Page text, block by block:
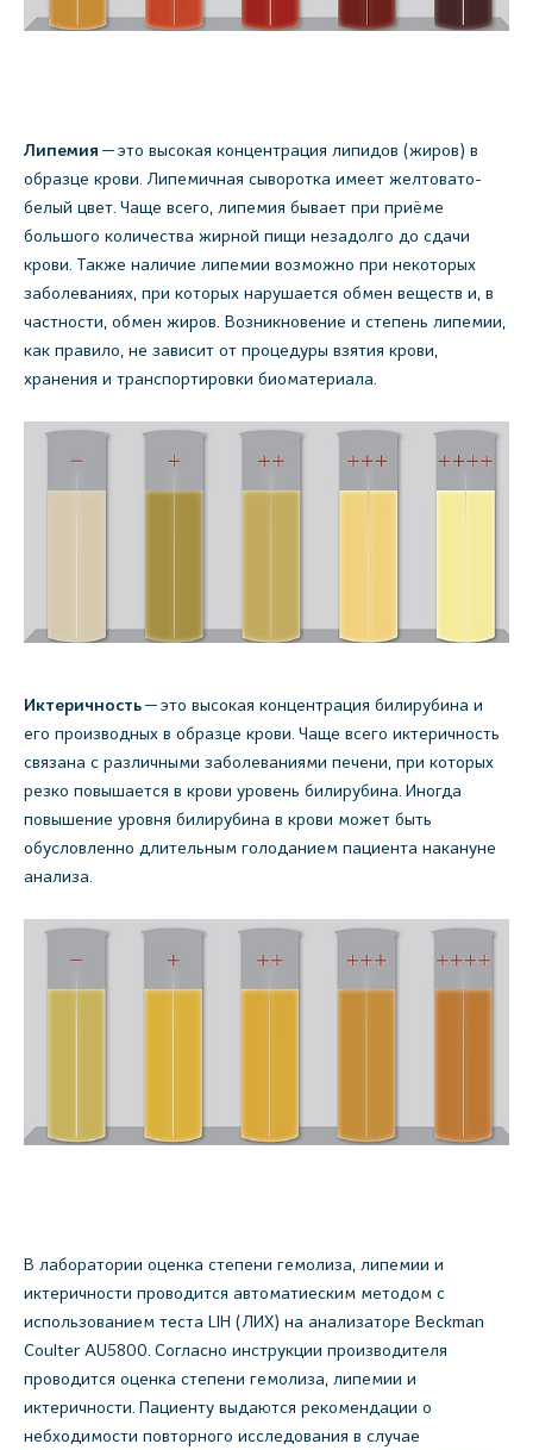
Липемия — это высокая концентрация липидов (жиров) в
образце крови. Липемичная сыворотка имеет желтовато-
белый цвет. Чаще всего, липемия бывает при приёме
большого количества жирной пищи незадолго до сдачи
крови. Также наличие липемии возможно при некоторых
заболеваниях, при которых нарушается обмен веществ и, в
частности, обмен жиров. Возникновение и степень липемии,
как правило, не зависит от процедуры взятия крови,
хранения и транспортировки биоматериала.
Иктеричность— это высокая концентрация билирубина и
его производных в образце крови. Чаще всего иктеричность
связана с различными заболеваниями печени, при которых
резко повышается в крови уровень билирубина. Иногда
повышение уровня билирубина в крови может быть
обусловленно длительным голоданием пациента накануне
анализа.
В лаборатории оценка степени гемолиза, липемии и
иктеричности проводится автоматиеским методом с
использованием теста LIH (ЛИХ) на анализаторе Beckman
Coulter AU5800. Согласно инструкции производителя
проводится оценка степени гемолиза, липемии и
иктеричности. Пациенту выдаются рекомендации о
небходимости повторного исследования в случае